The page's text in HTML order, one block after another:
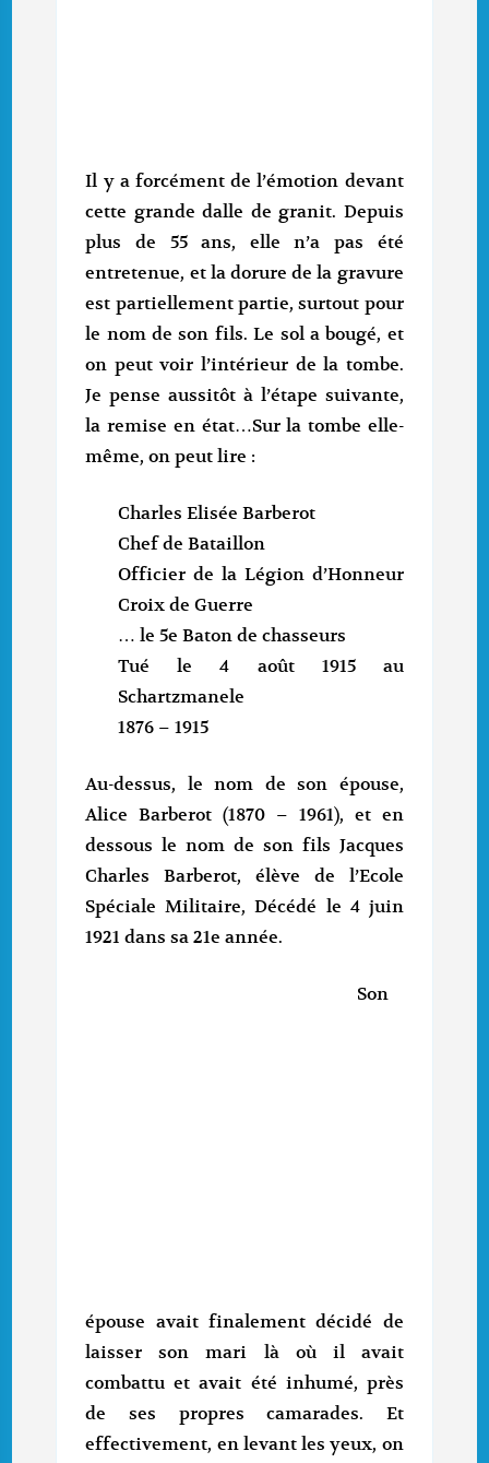
Il y a forcément de l’émotion devant
cette grande dalle de granit. Depuis
plus de 55 ans, elle n’a pas été
entretenue, et la dorure de la gravure
est partiellement partie, surtout pour
le nom de son fils. Le sol a bougé, et
on peut voir l’intérieur de la tombe.
Je pense aussitôt à l’étape suivante,
la remise en état…Sur la tombe elle-
même, on peut lire :
Charles Elisée Barberot
Chef de Bataillon
Officier de la Légion d’Honneur
Croix de Guerre
… le 5e Baton de chasseurs
Tué le 4 août 1915 au
Schartzmanele
1876 – 1915
Au-dessus, le nom de son épouse,
Alice Barberot (1870 – 1961), et en
dessous le nom de son fils Jacques
Charles Barberot, élève de l’Ecole
Spéciale Militaire, Décédé le 4 juin
1921 dans sa 21e année.
Son
épouse avait finalement décidé de
laisser son mari là où il avait
combattu et avait été inhumé, près
de ses propres camarades. Et
effectivement, en levant les yeux, on